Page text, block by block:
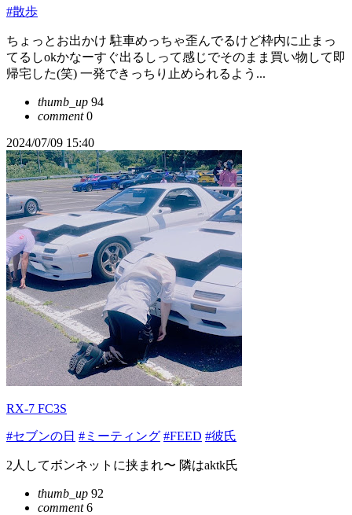
#散歩
ちょっとお出かけ 駐車めっちゃ歪んでるけど枠内に止まっ
てるしokかなーすぐ出るしって感じでそのまま買い物して即
帰宅した(笑) 一発できっちり止められるよう...
thumb_up 94
comment0
2024/07/09 15:40
RX-7 FC3S
#セブンの日 #ミーティング #FEED #彼氏
2人してボンネットに挟まれ〜 隣はaktk氏
thumb_up 92
comment6